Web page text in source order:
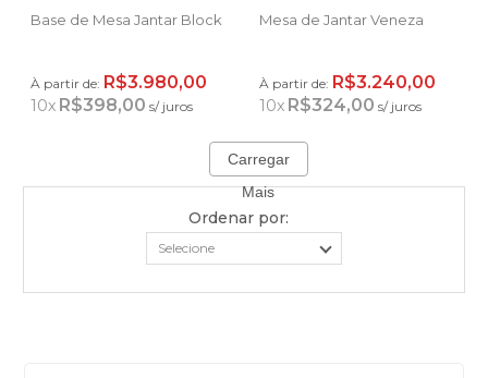
Base de Mesa Jantar Block
À partir de: R$3.980,00
10x R$398,00 s/ juros
Mesa de Jantar Veneza
À partir de: R$3.240,00
10x R$324,00 s/ juros
Carregar
Mais
Ordenar por: